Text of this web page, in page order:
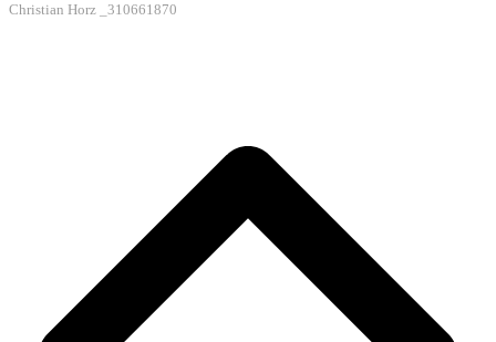
Christian Horz _310661870